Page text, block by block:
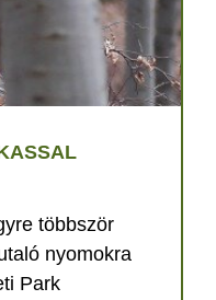
többször
nyomokra
Park